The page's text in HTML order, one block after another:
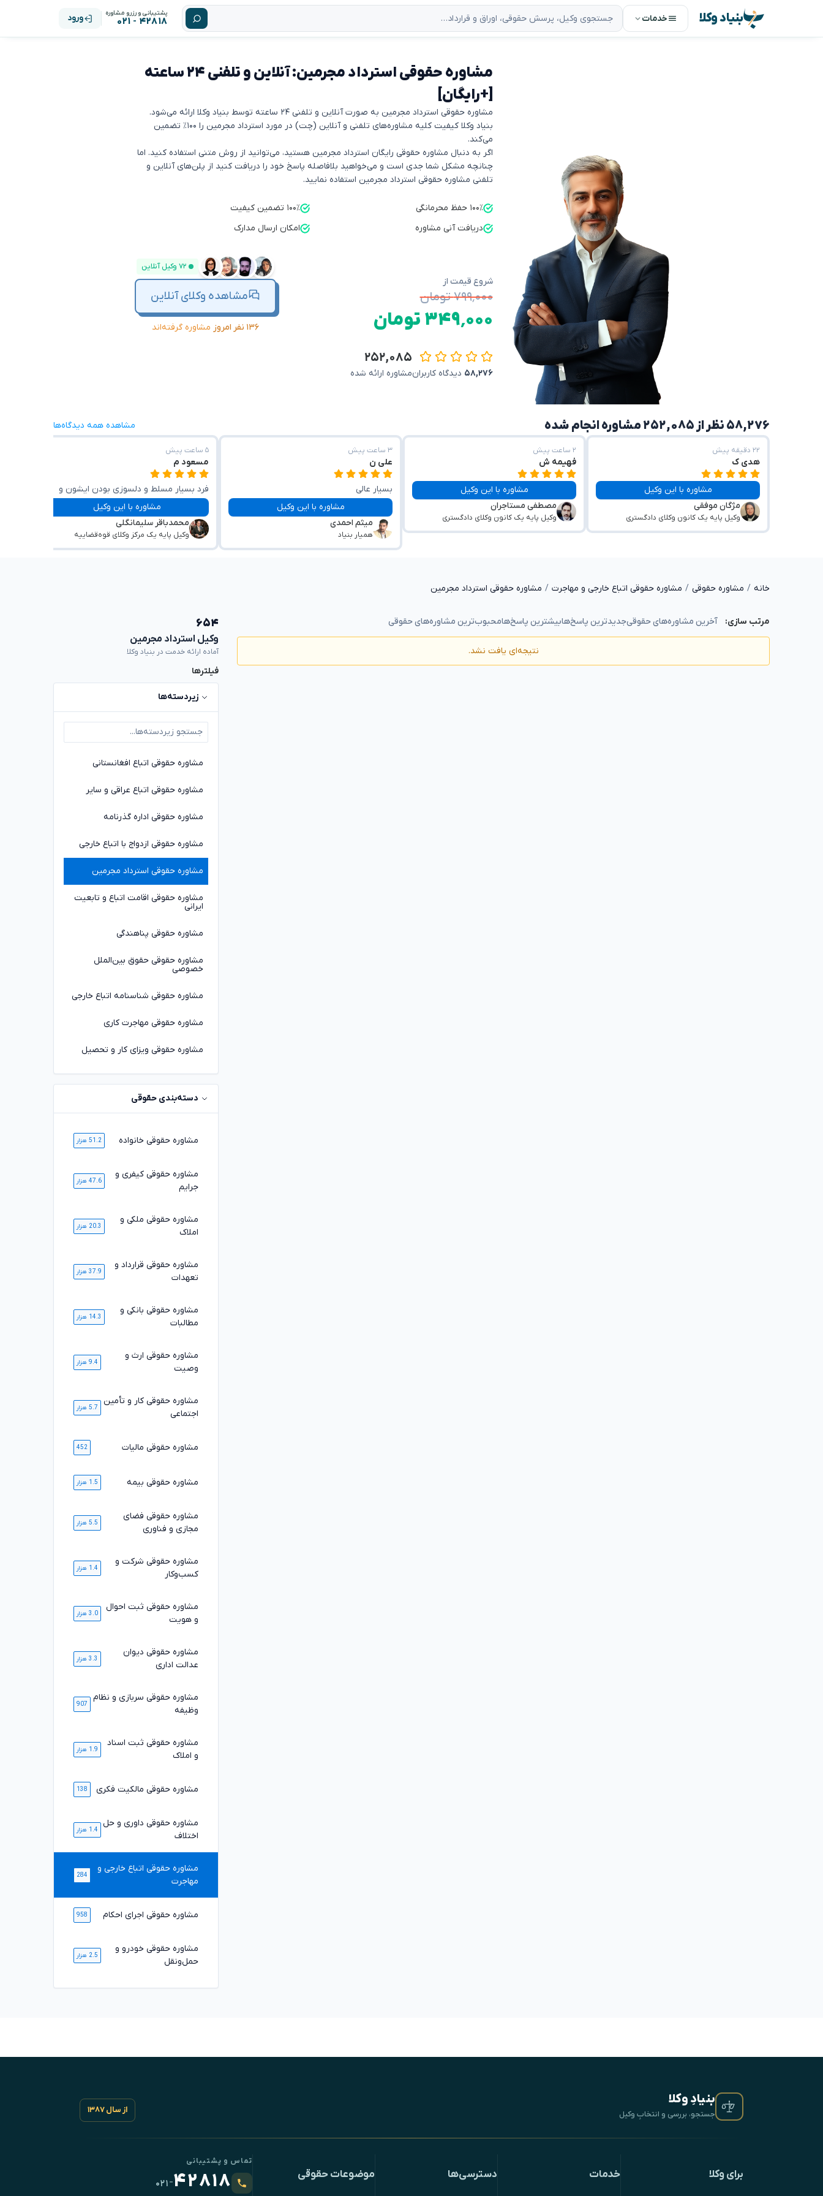
بنیاد وکلا خدمات پشتیبانی و رزرو مشاوره
۴۲۸۱۸ - ۰۲۱ ورود
مشاوره حقوقی استرداد مجرمین: آنلاین و تلفنی ۲۴ ساعته
[+رایگان]
مشاوره حقوقی استرداد مجرمین به صورت آنلاین و تلفنی ۲۴ ساعته توسط بنیاد وکلا ارائه می‌شود.
بنیاد وکلا کیفیت کلیه مشاوره‌های تلفنی و آنلاین (چت) در مورد استرداد مجرمین را ۱۰۰٪ تضمین
می‌کند.
اگر به دنبال مشاوره حقوقی رایگان استرداد مجرمین هستید، می‌توانید از روش متنی استفاده کنید. اما
چنانچه مشکل شما جدی است و می‌خواهید بلافاصله پاسخ خود را دریافت کنید از پلن‌های آنلاین و
تلفنی مشاوره حقوقی استرداد مجرمین استفاده نمایید.
۱۰۰٪ حفظ محرمانگی
۱۰۰٪ تضمین کیفیت
دریافت آنی مشاوره
امکان ارسال مدارک
شروع قیمت از
۷۹۹٬۰۰۰ تومان
۳۴۹٬۰۰۰ تومان
۷۲ وکیل آنلاین
مشاهده وکلای آنلاین
۱۳۶ نفر امروز مشاوره گرفته‌اند
۵۸,۲۷۶ دیدگاه کاربران
۲۵۲,۰۸۵
مشاوره ارائه شده
۵۸,۲۷۶ نظر از ۲۵۲,۰۸۵ مشاوره انجام شده مشاهده همه دیدگاه‌ها
۲۲ دقیقه پیش
هدی ک
مشاوره با این وکیل
مژگان موفقی
وکیل پایه یک کانون وکلای دادگستری
۲ ساعت پیش
فهیمه ش
مشاوره با این وکیل
مصطفی مستاجران
وکیل پایه یک کانون وکلای دادگستری
۳ ساعت پیش
علی ن
بسیار عالی
مشاوره با این وکیل
میثم احمدی
همیار بنیاد
۵ ساعت پیش
مسعود م
فرد بسیار مسلط و دلسوزی بودن ایشون و
خیلی دقیق راهنمایی کردن بنده رو
مشاوره با این وکیل
محمدباقر سلیمانگلی
وکیل پایه یک مرکز وکلای قوه‌قضاییه
خانه مشاوره حقوقی مشاوره حقوقی اتباع خارجی و مهاجرت مشاوره حقوقی استرداد مجرمین
مرتب سازی: آخرین مشاوره‌های حقوقیجدیدترین پاسخ‌هابیشترین پاسخ‌هامحبوب‌ترین مشاوره‌های حقوقی
نتیجه‌ای یافت نشد.
۶۵۴
وکیل استرداد مجرمین
آماده ارائه خدمت در بنیاد وکلا
فیلترها
زیردسته‌ها
مشاوره حقوقی اتباع افغانستانی
مشاوره حقوقی اتباع عراقی و سایر
مشاوره حقوقی اداره گذرنامه
مشاوره حقوقی ازدواج با اتباع خارجی
مشاوره حقوقی استرداد مجرمین
مشاوره حقوقی اقامت اتباع و تابعیت
ایرانی
مشاوره حقوقی پناهندگی
مشاوره حقوقی حقوق بین‌الملل
خصوصی
مشاوره حقوقی شناسنامه اتباع خارجی
مشاوره حقوقی مهاجرت کاری
مشاوره حقوقی ویزای کار و تحصیل
دسته‌بندی حقوقی
مشاوره حقوقی خانواده 51.2 هزار
مشاوره حقوقی کیفری و
جرایم
47.6 هزار
مشاوره حقوقی ملکی و
املاک
20.3 هزار
مشاوره حقوقی قرارداد و
تعهدات
37.9 هزار
مشاوره حقوقی بانکی و
مطالبات
14.3 هزار
مشاوره حقوقی ارث و
وصیت
9.4 هزار
مشاوره حقوقی کار و تأمین
اجتماعی
5.7 هزار
مشاوره حقوقی مالیات 452
مشاوره حقوقی بیمه 1.5 هزار
مشاوره حقوقی فضای
مجازی و فناوری
5.5 هزار
مشاوره حقوقی شرکت و
کسب‌وکار
1.4 هزار
مشاوره حقوقی ثبت احوال
و هویت
3.0 هزار
مشاوره حقوقی دیوان
عدالت اداری
3.3 هزار
مشاوره حقوقی سربازی و نظام
وظیفه
907
مشاوره حقوقی ثبت اسناد
و املاک
1.9 هزار
مشاوره حقوقی مالکیت فکری 138
مشاوره حقوقی داوری و حل
اختلاف
1.4 هزار
مشاوره حقوقی اتباع خارجی و
مهاجرت
284
مشاوره حقوقی اجرای احکام 958
مشاوره حقوقی خودرو و
حمل‌ونقل
2.5 هزار
بنیادِ وکلا
جستجو، بررسی و انتخابِ وکیل از سال ۱۳۸۷
برای وکلا خدمات دسترسی‌ها موضوعات حقوقی
تماس و پشتیبانی
۴۲۸۱۸-۰۲۱